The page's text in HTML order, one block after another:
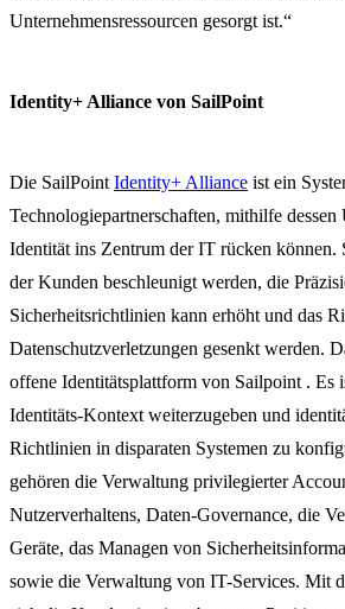
Unternehmensressourcen gesorgt ist.“
Identity+ Alliance von SailPoint
Die SailPoint Identity+ Alliance ist ein
Technologiepartnerschaften, mithilfe dessen
Identität ins Zentrum der IT rücken können.
der Kunden beschleunigt werden, die
Sicherheitsrichtlinien kann erhöht und das
Datenschutzverletzungen gesenkt werden.
offene Identitätsplattform von Sailpoint . Es
Identitäts-Kontext weiterzugeben und
Richtlinien in disparaten Systemen zu
gehören die Verwaltung privilegierter
Nutzerverhaltens, Daten-Governance, die
Geräte, das Managen von
sowie die Verwaltung von IT-Services. Mit